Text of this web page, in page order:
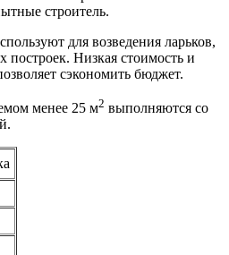
строитель.
для возведения ларьков,
построек. Низкая стоимость и
сэкономить бюджет.
менее 25 м2 выполняются со